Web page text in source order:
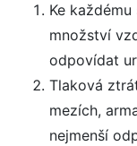
Ke
množství
odpovídat
Tlaková
mezích,
nejmenší